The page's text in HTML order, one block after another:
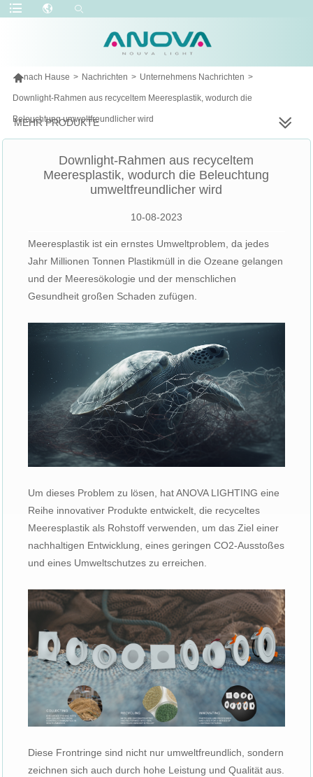
nach Hause > Nachrichten > Unternehmens Nachrichten >
Downlight-Rahmen aus recyceltem Meeresplastik, wodurch die
Beleuchtung umweltfreundlicher wird
MEHR PRODUKTE
Downlight-Rahmen aus recyceltem
Meeresplastik, wodurch die Beleuchtung
umweltfreundlicher wird
10-08-2023
Meeresplastik ist ein ernstes Umweltproblem, da jedes
Jahr Millionen Tonnen Plastikmüll in die Ozeane gelangen
und der Meeresökologie und der menschlichen
Gesundheit großen Schaden zufügen.
Um dieses Problem zu lösen, hat ANOVA LIGHTING eine
Reihe innovativer Produkte entwickelt, die recyceltes
Meeresplastik als Rohstoff verwenden, um das Ziel einer
nachhaltigen Entwicklung, eines geringen CO2-Ausstoßes
und eines Umweltschutzes zu erreichen.
Diese Frontringe sind nicht nur umweltfreundlich, sondern
zeichnen sich auch durch hohe Leistung und Qualität aus.